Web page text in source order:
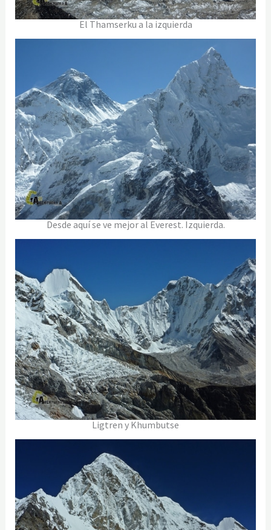
El Thamserku a la izquierda
Desde aquí se ve mejor al Everest. Izquierda.
Ligtren y Khumbutse